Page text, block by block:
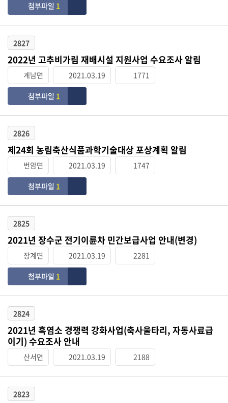
첨부파일 1
2827
2022년 고추비가림 재배시설 지원사업 수요조사 알림
계남면 2021.03.19 1771
첨부파일 1
2826
제24회 농림축산식품과학기술대상 포상계획 알림
번암면 2021.03.19 1747
첨부파일 1
2825
2021년 장수군 전기이륜차 민간보급사업 안내(변경)
장계면 2021.03.19 2281
첨부파일 1
2824
2021년 흑염소 경쟁력 강화사업(축사울타리, 자동사료급
이기) 수요조사 안내
산서면 2021.03.19 2188
2823